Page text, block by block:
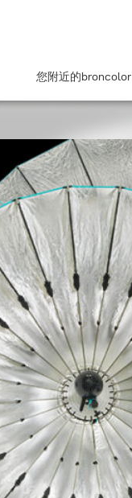
您附近的broncolor